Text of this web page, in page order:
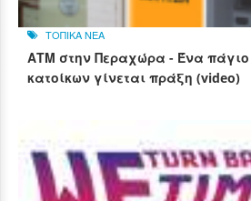
ΤΟΠΙΚΑ ΝΕΑ
ΑΤΜ στην Περαχώρα - Ένα πάγιο
κατοίκων γίνεται πράξη (video)